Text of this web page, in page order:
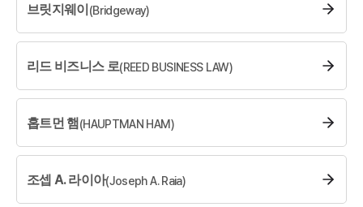
대륜법률상담예약
대륜법률상담예약
브릿지웨이(Bridgeway)
리드 비즈니스 로(REED BUSINESS LAW)
홉트먼 햄(HAUPTMAN HAM)
조셉 A. 라이아(Joseph A. Raia)